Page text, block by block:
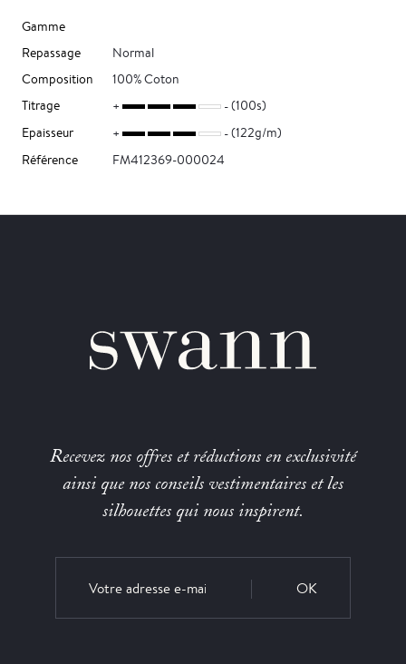
Gamme
Repassage
Normal
Composition
100% Coton
Titrage
(100s)
Epaisseur
(122g/m)
Référence
FM412369-000024
Recevez nos offres et réductions en exclusivité
ainsi que nos conseils vestimentaires et les
silhouettes qui nous inspirent.
OK